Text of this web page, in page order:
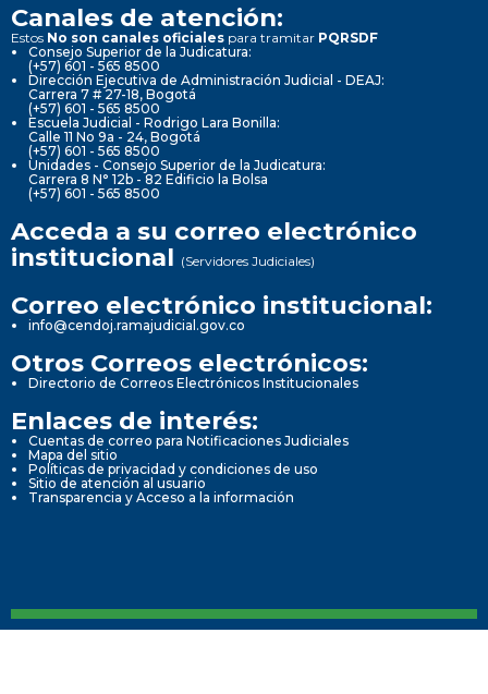
Canales de atención:
Estos No son canales oficiales para tramitar PQRSDF
Consejo Superior de la Judicatura:
(+57) 601 - 565 8500
Dirección Ejecutiva de Administración Judicial - DEAJ:
Carrera 7 # 27-18, Bogotá
(+57) 601 - 565 8500
Escuela Judicial - Rodrigo Lara Bonilla:
Calle 11 No 9a - 24, Bogotá
(+57) 601 - 565 8500
Unidades - Consejo Superior de la Judicatura:
Carrera 8 N° 12b - 82 Edificio la Bolsa
(+57) 601 - 565 8500
Acceda a su correo electrónico
institucional (Servidores Judiciales)
Correo electrónico institucional:
info@cendoj.ramajudicial.gov.co
Otros Correos electrónicos:
Directorio de Correos Electrónicos Institucionales
Enlaces de interés:
Cuentas de correo para Notificaciones Judiciales
Mapa del sitio
Políticas de privacidad y condiciones de uso
Sitio de atención al usuario
Transparencia y Acceso a la información